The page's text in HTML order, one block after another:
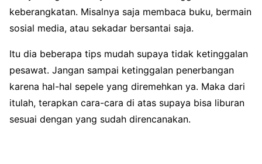
keberangkatan. Misalnya saja membaca buku, bermain
sosial media, atau sekadar bersantai saja.
Itu dia beberapa tips mudah supaya tidak ketinggalan
pesawat. Jangan sampai ketinggalan penerbangan
karena hal-hal sepele yang diremehkan ya. Maka dari
itulah, terapkan cara-cara di atas supaya bisa liburan
sesuai dengan yang sudah direncanakan.